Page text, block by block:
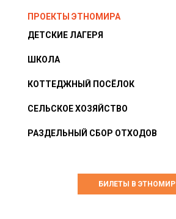
ПРОЕКТЫ ЭТНОМИРА
ДЕТСКИЕ ЛАГЕРЯ
ШКОЛА
КОТТЕДЖНЫЙ ПОСЁЛОК
СЕЛЬСКОЕ ХОЗЯЙСТВО
РАЗДЕЛЬНЫЙ СБОР ОТХОДОВ
БИЛЕТЫ В ЭТНОМИР